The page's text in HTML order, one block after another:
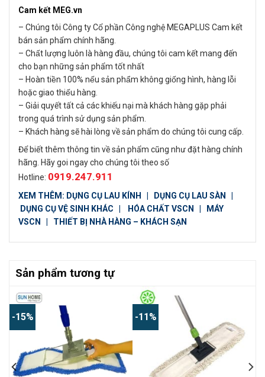
Cam kết MEG.vn
– Chúng tôi Công ty Cổ phần Công nghệ MEGAPLUS Cam kết
bán sản phẩm chính hãng.
– Chất lượng luôn là hàng đầu, chúng tôi cam kết mang đến
cho bạn những sản phẩm tốt nhất
– Hoàn tiền 100% nếu sản phẩm không giống hình, hàng lỗi
hoặc giao thiếu hàng.
– Giải quyết tất cả các khiếu nại mà khách hàng gặp phải
trong quá trình sử dụng sản phẩm.
– Khách hàng sẽ hài lòng về sản phẩm do chúng tôi cung cấp.
Để biết thêm thông tin về sản phẩm cũng như đặt hàng chính
hãng. Hãy goi ngay cho chúng tôi theo số
Hotline: 0919.247.911
XEM THÊM: DỤNG CỤ LAU KÍNH | DỤNG CỤ LAU SÀN
|
DỤNG CỤ VỆ SINH KHÁC | HÓA CHẤT VSCN | MÁY
VSCN | THIẾT BỊ NHÀ HÀNG – KHÁCH SẠN
Sản phẩm tương tự
-15% -11%